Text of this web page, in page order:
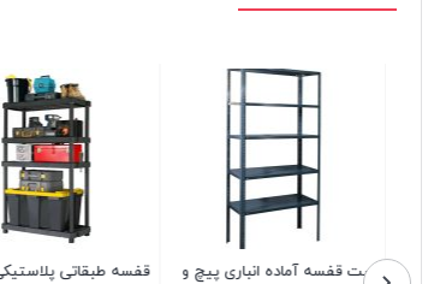
ست قفسه آماده انباری پیچ و
قفسه طبقاتی پلاستیکی پلی